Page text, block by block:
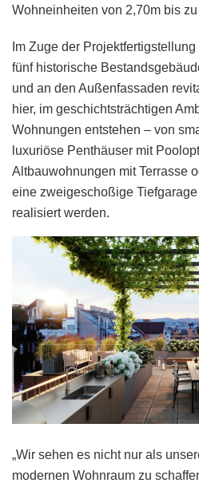
Wohneinheiten von 2,70m bis zu
Im Zuge der
fünf historische
und an den Außenfassaden
hier, im geschichtsträchtigen
Wohnungen entstehen – von
luxuriöse Penthäuser mit
Altbauwohnungen mit Terrasse
eine zweigeschoßige
realisiert werden.
„Wir sehen es nicht nur als
modernen Wohnraum zu